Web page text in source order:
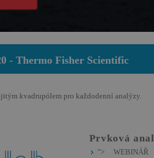
- Thermo Fisher Scientific
kvadrupólem pro každodenní analýzy.
Prvková
">